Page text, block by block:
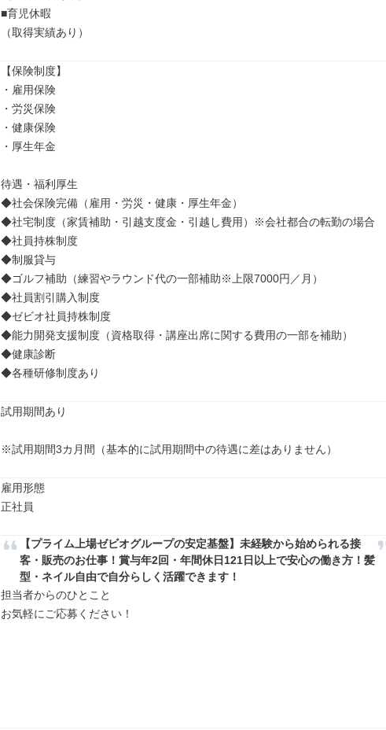
■育児休暇
（取得実績あり）
【保険制度】
・雇用保険
・労災保険
・健康保険
・厚生年金
待遇・福利厚生
◆社会保険完備（雇⽤・労災・健康・厚⽣年⾦）
◆社宅制度（家賃補助・引越⽀度⾦・引越し費⽤）※会社都合の転勤の場合
◆社員持株制度
◆制服貸与
◆ゴルフ補助（練習やラウンド代の⼀部補助※上限7000円／⽉）
◆社員割引購⼊制度
◆ゼビオ社員持株制度
◆能⼒開発⽀援制度（資格取得・講座出席に関する費⽤の⼀部を補助）
◆健康診断
◆各種研修制度あり
試用期間あり
※試⽤期間3カ⽉間（基本的に試⽤期間中の待遇に差はありません）
雇用形態
正社員
【プライム上場ゼビオグループの安定基盤】未経験から始められる接
客・販売のお仕事！賞与年2回・年間休日121日以上で安心の働き方！髪
型・ネイル自由で自分らしく活躍できます！
担当者からのひとこと
お気軽にご応募ください！